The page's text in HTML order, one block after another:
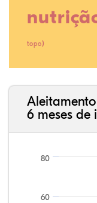
topo)
6 meses de
60
80